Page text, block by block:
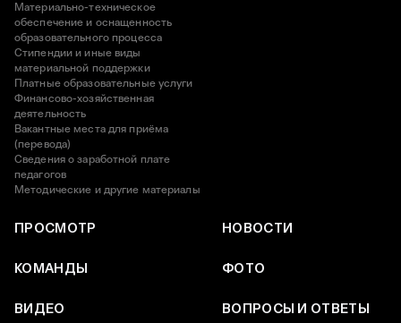
Материально-техническое
обеспечение и оснащенность
образовательного процесса
Стипендии и иные виды
материальной поддержки
Платные образовательные услуги
Финансово-хозяйственная
деятельность
Вакантные места для приёма
(перевода)
Сведения о заработной плате
педагогов
Методические и другие материалы
ПРОСМОТР НОВОСТИ
КОМАНДЫ ФОТО
ВИДЕО ВОПРОСЫ И ОТВЕТЫ